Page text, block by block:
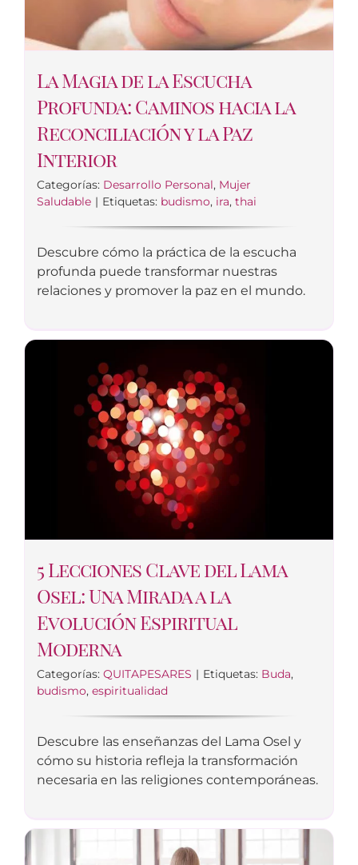
La Magia de la Escucha
Profunda: Caminos hacia la
Reconciliación y la Paz
Interior
Categorías: Desarrollo Personal, Mujer
Saludable | Etiquetas: budismo, ira, thai
Descubre cómo la práctica de la escucha
profunda puede transformar nuestras
relaciones y promover la paz en el mundo.
5 Lecciones Clave del Lama
Osel: Una Mirada a la
Evolución Espiritual
Moderna
Categorías: QUITAPESARES | Etiquetas: Buda,
budismo, espiritualidad
Descubre las enseñanzas del Lama Osel y
cómo su historia refleja la transformación
necesaria en las religiones contemporáneas.